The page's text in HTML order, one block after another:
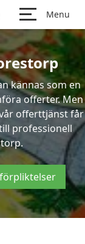
Menu
kännas som en
offerter. Men
offerttjänst får
professionell